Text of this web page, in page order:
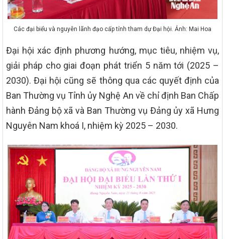
Các đại biểu và nguyên lãnh đạo cấp tỉnh tham dự Đại hội. Ảnh: Mai Hoa
Đại hội xác định phương hướng, mục tiêu, nhiệm vụ,
giải pháp cho giai đoạn phát triển 5 năm tới (2025 –
2030). Đại hội cũng sẽ thông qua các quyết định của
Ban Thường vụ Tỉnh ủy Nghệ An về chỉ định Ban Chấp
hành Đảng bộ xã và Ban Thường vụ Đảng ủy xã Hưng
Nguyên Nam khoá I, nhiệm kỳ 2025 – 2030.